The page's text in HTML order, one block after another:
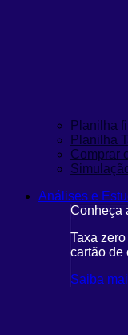
Planilha
Planilha
Comprar
Análises e
Conheça
Taxa
cartão de
Saiba